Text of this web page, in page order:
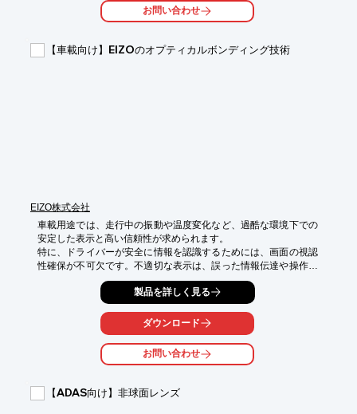
- 歩行者や自転車などの検知
## 導入の効果
お問い合わせ
【車載向け】EIZOのオプティカルボンディング技術
EIZO株式会社
車載用途では、走行中の振動や温度変化など、過酷な環境下での
安定した表示と高い信頼性が求められます。
特に、ドライバーが安全に情報を認識するためには、画面の視認
性確保が不可欠です。不適切な表示は、誤った情報伝達や操作ミ
スにつながる可能性があります。
EIZOのオプティカルボンディング技術は、こうした車載環境にお
ける課題に対応し、画面の表示視認性や耐久性を向上させます。
【活用シーン】
・振動の多い走行環境
・日差しの強い屋外での使用
【導入の効果】
製品を詳しく見る
ダウンロード
お問い合わせ
【ADAS向け】非球面レンズ